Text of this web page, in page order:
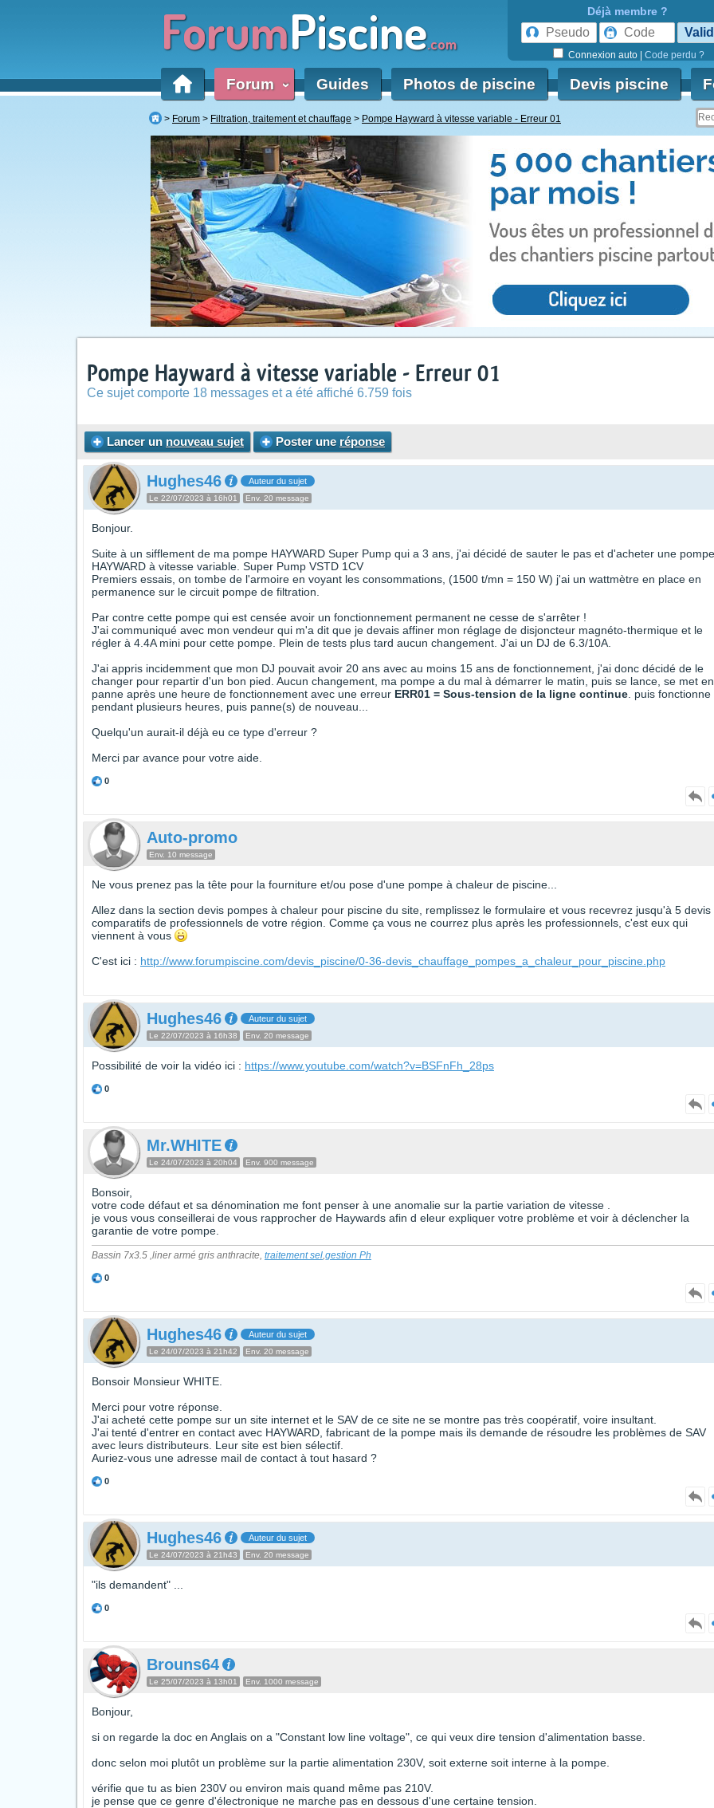
ForumPiscine.com
Déjà membre ?
Connexion auto Code perdu ?
Forum ‹ Guides Photos de piscine Devis piscine
Forum Filtration, traitement et chauffage Pompe Hayward à vitesse variable - Erreur 01
Pompe Hayward à vitesse variable - Erreur 01
Ce sujet comporte 18 messages et a été affiché 6.759 fois
Lancer un nouveau sujet Poster une réponse
Hughes46 Auteur du sujet
Le 22/07/2023 à 16h01 Env. 20 message
Bonjour.
Suite à un sifflement de ma pompe HAYWARD Super Pump qui a 3 ans, j'ai décidé de sauter le pas et d'acheter une pompe
HAYWARD à vitesse variable. Super Pump VSTD 1CV
Premiers essais, on tombe de l'armoire en voyant les consommations, (1500 t/mn = 150 W) j'ai un wattmètre en place en
permanence sur le circuit pompe de filtration.
Par contre cette pompe qui est censée avoir un fonctionnement permanent ne cesse de s'arrêter !
J'ai communiqué avec mon vendeur qui m'a dit que je devais affiner mon réglage de disjoncteur magnéto-thermique et le
régler à 4.4A mini pour cette pompe. Plein de tests plus tard aucun changement. J'ai un DJ de 6.3/10A.
J'ai appris incidemment que mon DJ pouvait avoir 20 ans avec au moins 15 ans de fonctionnement, j'ai donc décidé de le
changer pour repartir d'un bon pied. Aucun changement, ma pompe a du mal à démarrer le matin, puis se lance, se met en
panne après une heure de fonctionnement avec une erreur ERR01 = Sous-tension de la ligne continue . puis fonctionne
pendant plusieurs heures, puis panne(s) de nouveau...
Quelqu'un aurait-il déjà eu ce type d'erreur ?
Merci par avance pour votre aide.
0
Auto-promo
Env. 10 message
Ne vous prenez pas la tête pour la fourniture et/ou pose d'une pompe à chaleur de piscine...
Allez dans la section devis pompes à chaleur pour piscine du site, remplissez le formulaire et vous recevrez jusqu'à 5 devis
comparatifs de professionnels de votre région. Comme ça vous ne courrez plus après les professionnels, c'est eux qui
viennent à vous
C'est ici : http://www.forumpiscine.com/devis_piscine/0-36-devis_chauffage_pompes_a_chaleur_pour_piscine.php
Hughes46 Auteur du sujet
Le 22/07/2023 à 16h38 Env. 20 message
Possibilité de voir la vidéo ici : https://www.youtube.com/watch?v=BSFnFh_28ps
0
Mr.WHITE
Le 24/07/2023 à 20h04 Env. 900 message
Bonsoir,
votre code défaut et sa dénomination me font penser à une anomalie sur la partie variation de vitesse .
je vous vous conseillerai de vous rapprocher de Haywards afin d eleur expliquer votre problème et voir à déclencher la
garantie de votre pompe.
Bassin 7x3.5 ,liner armé gris anthracite, traitement sel,gestion Ph
0
Hughes46 Auteur du sujet
Le 24/07/2023 à 21h42 Env. 20 message
Bonsoir Monsieur WHITE.
Merci pour votre réponse.
J'ai acheté cette pompe sur un site internet et le SAV de ce site ne se montre pas très coopératif, voire insultant.
J'ai tenté d'entrer en contact avec HAYWARD, fabricant de la pompe mais ils demande de résoudre les problèmes de SAV
avec leurs distributeurs. Leur site est bien sélectif.
Auriez-vous une adresse mail de contact à tout hasard ?
0
Hughes46 Auteur du sujet
Le 24/07/2023 à 21h43 Env. 20 message
"ils demandent" ...
0
Brouns64
Le 25/07/2023 à 13h01 Env. 1000 message
Bonjour,
si on regarde la doc en Anglais on a "Constant low line voltage", ce qui veux dire tension d'alimentation basse.
donc selon moi plutôt un problème sur la partie alimentation 230V, soit externe soit interne à la pompe.
vérifie que tu as bien 230V ou environ mais quand même pas 210V.
je pense que ce genre d'électronique ne marche pas en dessous d'une certaine tension.